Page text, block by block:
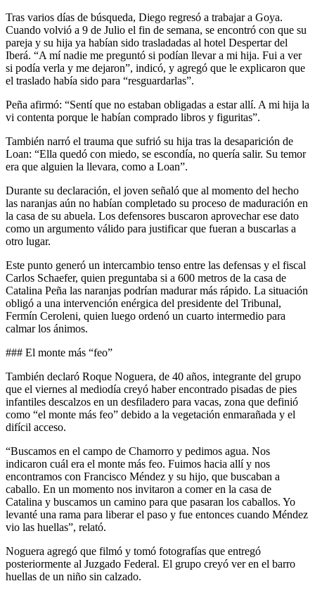
Tras varios días de búsqueda, Diego regresó a trabajar a Goya.
Cuando volvió a 9 de Julio el fin de semana, se encontró con que su
pareja y su hija ya habían sido trasladadas al hotel Despertar del
Iberá. “A mí nadie me preguntó si podían llevar a mi hija. Fui a ver
si podía verla y me dejaron”, indicó, y agregó que le explicaron que
el traslado había sido para “resguardarlas”.
Peña afirmó: “Sentí que no estaban obligadas a estar allí. A mi hija la
vi contenta porque le habían comprado libros y figuritas”.
También narró el trauma que sufrió su hija tras la desaparición de
Loan: “Ella quedó con miedo, se escondía, no quería salir. Su temor
era que alguien la llevara, como a Loan”.
Durante su declaración, el joven señaló que al momento del hecho
las naranjas aún no habían completado su proceso de maduración en
la casa de su abuela. Los defensores buscaron aprovechar ese dato
como un argumento válido para justificar que fueran a buscarlas a
otro lugar.
Este punto generó un intercambio tenso entre las defensas y el fiscal
Carlos Schaefer, quien preguntaba si a 600 metros de la casa de
Catalina Peña las naranjas podrían madurar más rápido. La situación
obligó a una intervención enérgica del presidente del Tribunal,
Fermín Ceroleni, quien luego ordenó un cuarto intermedio para
calmar los ánimos.
### El monte más “feo”
También declaró Roque Noguera, de 40 años, integrante del grupo
que el viernes al mediodía creyó haber encontrado pisadas de pies
infantiles descalzos en un desfiladero para vacas, zona que definió
como “el monte más feo” debido a la vegetación enmarañada y el
difícil acceso.
“Buscamos en el campo de Chamorro y pedimos agua. Nos
indicaron cuál era el monte más feo. Fuimos hacia allí y nos
encontramos con Francisco Méndez y su hijo, que buscaban a
caballo. En un momento nos invitaron a comer en la casa de
Catalina y buscamos un camino para que pasaran los caballos. Yo
levanté una rama para liberar el paso y fue entonces cuando Méndez
vio las huellas”, relató.
Noguera agregó que filmó y tomó fotografías que entregó
posteriormente al Juzgado Federal. El grupo creyó ver en el barro
huellas de un niño sin calzado.